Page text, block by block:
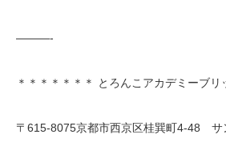
———-
＊＊＊＊＊＊＊ とろんこアカデミーブリ
〒615-8075京都市西京区桂巽町4-48 サ